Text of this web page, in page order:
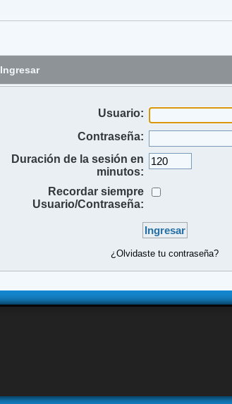
Ingresar
Usuario:
Contraseña:
Duración de la sesión en
minutos:
Recordar siempre
Usuario/Contraseña:
¿Olvidaste tu contraseña?